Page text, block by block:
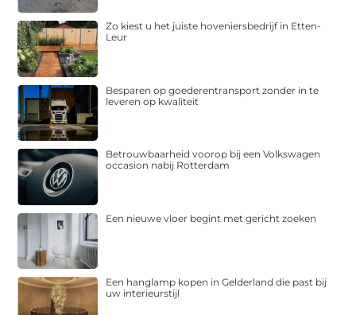
Zo kiest u het juiste hoveniersbedrijf in Etten-
Leur
Besparen op goederentransport zonder in te
leveren op kwaliteit
Betrouwbaarheid voorop bij een Volkswagen
occasion nabij Rotterdam
Een nieuwe vloer begint met gericht zoeken
Een hanglamp kopen in Gelderland die past bij
uw interieurstijl